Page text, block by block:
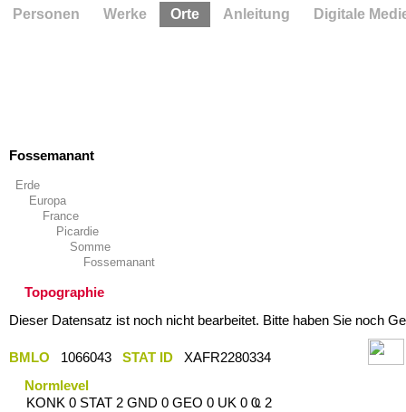
Fossemanant
Erde
Europa
France
Picardie
Somme
Fossemanant
Topographie
Dieser Datensatz ist noch nicht bearbeitet. Bitte haben Sie noch
BMLO 1066043 STAT ID
XAFR2280334
Normlevel
KONK 0 STAT 2 GND 0 GEO 0 UK 0 Ҩ 2
Personen Werke Orte Anleitung Digitale